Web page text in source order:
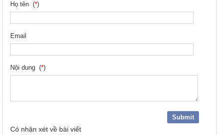
Họ tên (*)
Email
Nội dung (*)
Có nhận xét về bài viết